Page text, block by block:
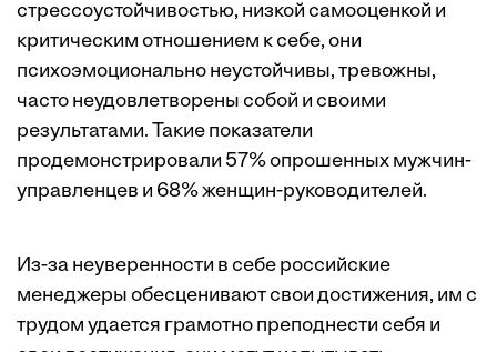
стрессоустойчивостью, низкой самооценкой и
критическим отношением к себе, они
психоэмоционально неустойчивы, тревожны,
часто неудовлетворены собой и своими
результатами. Такие показатели
продемонстрировали 57% опрошенных мужчин-
управленцев и 68% женщин-руководителей.
Из-за неуверенности в себе российские
менеджеры обесценивают свои достижения, им с
трудом удается грамотно преподнести себя и